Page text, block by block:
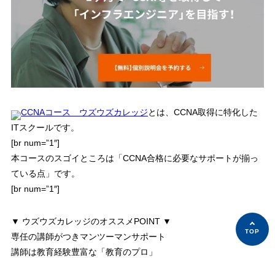
CCNAコース ウズウズカレッジとは、CCNA取得に特化した
ITスクールです。
[br num=”1″]
本コースのスゴイところは「CCNA合格に必要なサポートが揃っ
ている点 」です。
[br num=”1″]
▼ ウズウズカレッジのオススメPOINT ▼
専任の講師がつきマンツーマンサポート
講師は教育経験豊富な「教育のプロ」